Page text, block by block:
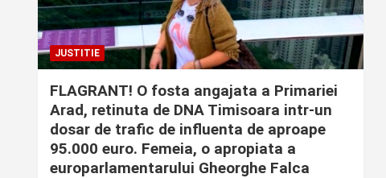
JUSTITIE
FLAGRANT! O fosta angajata a Primariei
Arad, retinuta de DNA Timisoara intr-un
dosar de trafic de influenta de aproape
95.000 euro. Femeia, o apropiata a
europarlamentarului Gheorghe Falca